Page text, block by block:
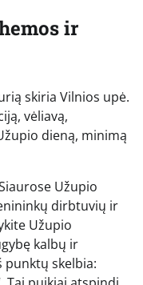
ir
skiria Vilnios upė.
vėliavą,
dieną, minimą
Užupio
dirbtuvių ir
Užupio
kalbų ir
punktų skelbia: